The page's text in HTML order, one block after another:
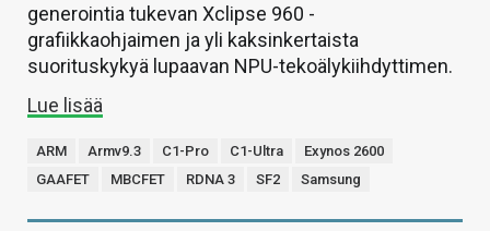
generointia tukevan Xclipse 960 -
grafiikkaohjaimen ja yli kaksinkertaista
suorituskykyä lupaavan NPU-tekoälykiihdyttimen.
Lue lisää
ARM Armv9.3 C1-Pro C1-Ultra
Exynos 2600
GAAFET
MBCFET RDNA 3 SF2 Samsung